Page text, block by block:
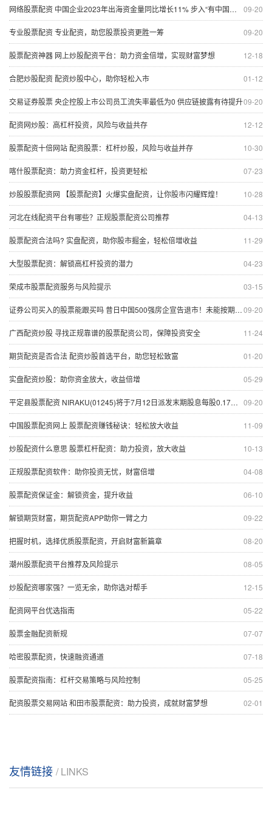
09-20
网络股票配资 中国企业2023年出海资金量同比增长11% 步入“有中国根基的全球企业”的重资产模式
09-20
专业股票配资 专业配资，助您股票投资更胜一筹
12-18
股票配资神器 网上炒股配资平台：助力资金倍增，实现财富梦想
01-12
合肥炒股配资 配资炒股中心，助你轻松入市
09-20
交易证券股票 央企控股上市公司员工流失率最低为0 供应链披露有待提升
12-12
配资网炒股：高杠杆投资，风险与收益共存
10-30
股票配资十倍网站 配资股票：杠杆炒股，风险与收益并存
07-23
喀什股票配资：助力资金杠杆，投资更轻松
10-28
炒股股票配资网 【股票配资】火爆实盘配资，让你股市闪耀辉煌！
04-13
河北在线配资平台有哪些？正规股票配资公司推荐
11-29
股票配资合法吗? 实盘配资，助你股市掘金，轻松倍增收益
04-23
大型股票配资：解锁高杠杆投资的潜力
03-15
荣成市股票配资服务与风险提示
09-20
证券公司买入的股票能跟买吗 昔日中国500强房企宣告退市！未能按期支付债务累计逾百亿元
11-24
广西配资炒股 寻找正规靠谱的股票配资公司，保障投资安全
01-20
期货配资是否合法 配资炒股首选平台，助您轻松致富
05-29
实盘配资炒股：助你资金放大，收益倍增
09-20
平定县股票配资 NIRAKU(01245)将于7月12日派发末期股息每股0.17日元
11-09
中国股票配资网上 股票配资赚钱秘诀：轻松放大收益
10-13
炒股配资什么意思 股票杠杆配资：助力投资，放大收益
04-08
正规股票配资软件：助你投资无忧，财富倍增
06-10
股票配资保证金：解锁资金，提升收益
09-22
解锁期货财富，期货配资APP助你一臂之力
08-20
把握时机，选择优质股票配资，开启财富新篇章
08-05
潮州股票配资平台推荐及风险提示
12-15
炒股配资哪家强？一览无余，助你选对帮手
05-22
配资网平台优选指南
07-07
股票金融配资新规
07-18
哈密股票配资，快速融资通道
05-25
股票配资指南：杠杆交易策略与风险控制
02-01
配资股票交易网站 和田市股票配资：助力投资，成就财富梦想
友情链接 / LINKS